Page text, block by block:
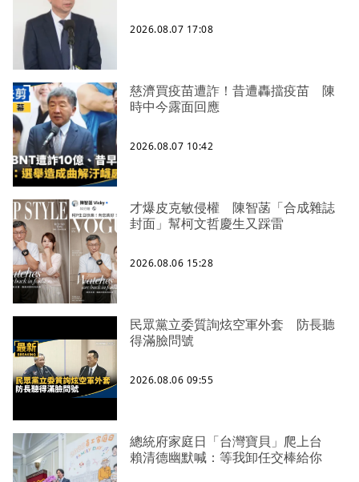
2026.08.07 17:08
慈濟買疫苗遭詐！昔遭轟擋疫苗 陳
時中今露面回應
2026.08.07 10:42
才爆皮克敏侵權 陳智菡「合成雜誌
封面」幫柯文哲慶生又踩雷
2026.08.06 15:28
民眾黨立委質詢炫空軍外套 防長聽
得滿臉問號
2026.08.06 09:55
總統府家庭日「台灣寶貝」爬上台
賴清德幽默喊：等我卸任交棒給你